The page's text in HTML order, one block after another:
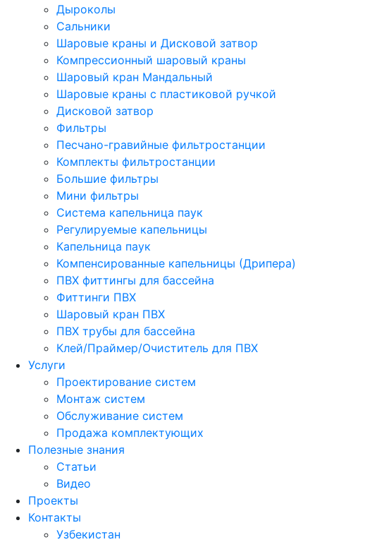
Дыроколы
Сальники
Шаровые краны и Дисковой затвор
Компрессионный шаровый краны
Шаровый кран Мандальный
Шаровые краны с пластиковой ручкой
Дисковой затвор
Фильтры
Песчано-гравийные фильтростанции
Комплекты фильтростанции
Большие фильтры
Мини фильтры
Система капельница паук
Регулируемые капельницы
Капельница паук
Компенсированные капельницы (Дрипера)
ПВХ фиттингы для бассейна
Фиттинги ПВХ
Шаровый кран ПВХ
ПВХ трубы для бассейна
Клей/Праймер/Очиститель для ПВХ
Услуги
Проектирование систем
Монтаж систем
Обслуживание систем
Продажа комплектующих
Полезные знания
Статьи
Видео
Проекты
Контакты
Узбекистан